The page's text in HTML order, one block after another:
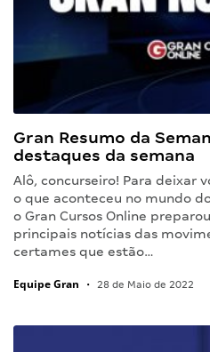
Gran Resumo da
destaques da semana
Alô, concurseiro! Para deixar
o que aconteceu no mundo
o Gran Cursos Online
principais notícias das
certames que estão…
Equipe Gran • 28 de Maio de 2022